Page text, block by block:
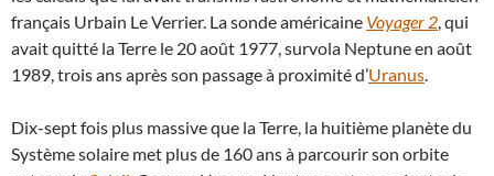
français Urbain Le Verrier. La sonde américaine Voyager 2, qui
avait quitté la Terre le 20 août 1977, survola Neptune en août
1989, trois ans après son passage à proximité d’Uranus.
Dix-sept fois plus massive que la Terre, la huitième planète du
Système solaire met plus de 160 ans à parcourir son orbite